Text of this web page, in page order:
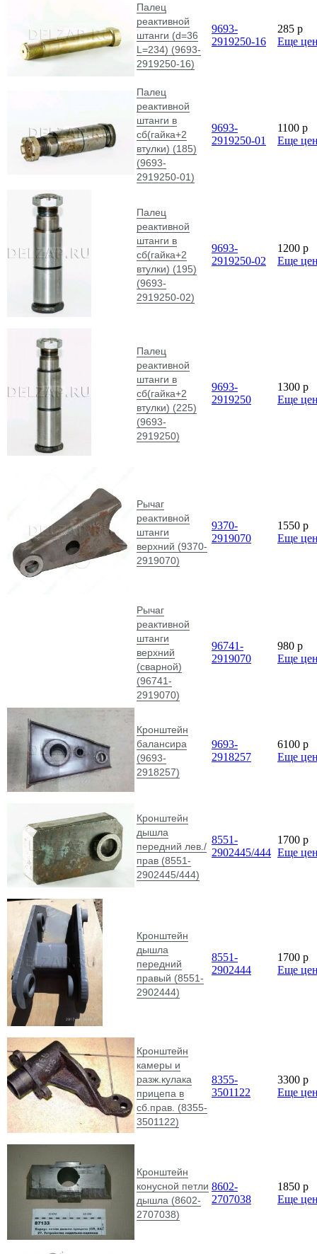
Палец
реактивной
штанги (d=36
L=234) (9693-
2919250-16)
9693-
2919250-16
285 p
Еще
Палец
реактивной
штанги в
сб(гайка+2
втулки) (185)
(9693-
2919250-01)
9693-
2919250-01
1100 p
Еще
Палец
реактивной
штанги в
сб(гайка+2
втулки) (195)
(9693-
2919250-02)
9693-
2919250-02
1200 p
Еще
Палец
реактивной
штанги в
сб(гайка+2
втулки) (225)
(9693-
2919250)
9693-
2919250
1300 p
Еще
Рычаг
реактивной
штанги
верхний (9370-
2919070)
9370-
2919070
1550 p
Еще
Рычаг
реактивной
штанги
верхний
(сварной)
(96741-
2919070)
96741-
2919070
980 p
Еще
Кронштейн
балансира
(9693-
2918257)
9693-
2918257
6100 p
Еще
Кронштейн
дышла
передний лев./
прав (8551-
2902445/444)
8551-
2902445/444
1700 p
Еще
Кронштейн
дышла
передний
правый (8551-
2902444)
8551-
2902444
1700 p
Еще
Кронштейн
камеры и
разж.кулака
прицепа в
сб.прав. (8355-
3501122)
8355-
3501122
3300 p
Еще
Кронштейн
конусной петли
дышла (8602-
2707038)
8602-
2707038
1850 p
Еще